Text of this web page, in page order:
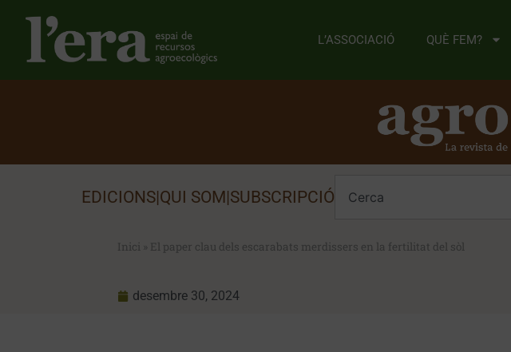
L’ASSOCIACIÓ QUÈ FEM?
EDICIONS|QUI SOM|SUBSCRIPCIÓ
Inici » El paper clau dels escarabats merdissers en la fertilitat del sòl
desembre 30, 2024